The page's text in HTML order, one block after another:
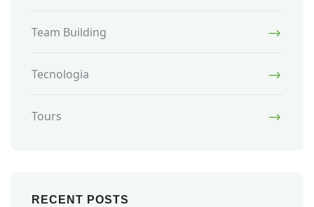
Team Building
Tecnologia
Tours
RECENT POSTS